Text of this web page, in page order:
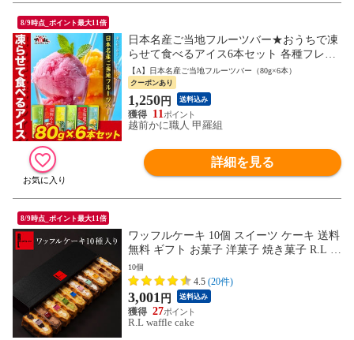
8/9時点_ポイント最大11倍
日本名産ご当地フルーツバー★おうちで凍
らせて食べるアイス6本セット 各種フレー
バーご用意！ シャインマスカット あまお
う 日向夏 メロン スイカ レモン
【A】日本名産ご当地フルーツバー（80g×6本）
クーポンあり
1,250円 送料込み
11
越前かに職人 甲羅組
詳細を見る
8/9時点_ポイント最大11倍
ワッフルケーキ 10個 スイーツ ケーキ 送料
無料 ギフト お菓子 洋菓子 焼き菓子 R.L お
取り寄せスイーツ 神戸 チョコ 抹茶 おしゃ
れ 手土産 挨拶 お礼 お返し お祝い 内祝い
出産 退職 誕生日 プチギフト 冷凍配送
10個
4.5 (20件)
3,001 円 送料込み
27
R.L waffle cake